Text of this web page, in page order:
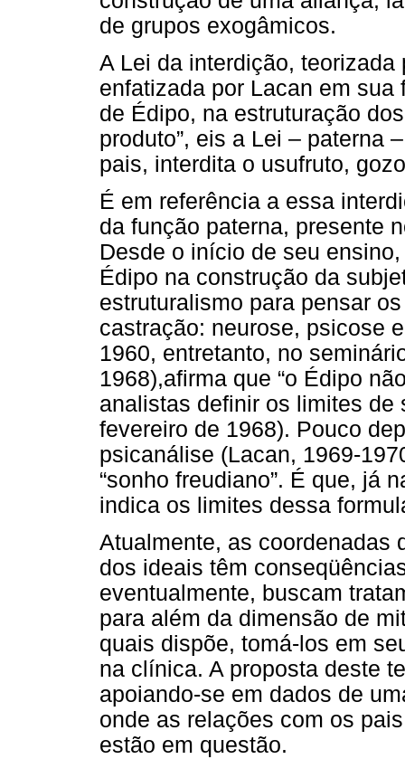
de grupos exogâmicos.
A Lei da interdição,
enfatizada por Lacan em
de Édipo, na estruturação
produto”, eis a Lei – paterna
pais, interdita o usufruto,
É em referência a essa
da função paterna, presente
Desde o início de seu
Édipo na construção da
estruturalismo para pensar
castração: neurose, psicose
1960, entretanto, no
1968),afirma que “o Édipo
analistas definir os limites de
fevereiro de 1968). Pouco
psicanálise (Lacan, 1969-
“sonho freudiano”. É que, já
indica os limites dessa
Atualmente, as coordenadas
dos ideais têm
eventualmente, buscam
para além da dimensão de
quais dispõe, tomá-los em
na clínica. A proposta deste
apoiando-se em dados de
onde as relações com os
estão em questão.